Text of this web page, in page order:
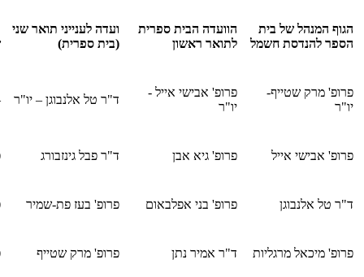
הגוף המנהל של בית
הספר להנדסת חשמל
הוועדה הבית ספרית
לתואר ראשון
ועדה לענייני תואר שני
(בית ספרית)
פרופ' מרק שטייף-
יו"ר
פרופ' אבישי אייל -
יו"ר
ד"ר טל אלנבוגן – יו"ר
פרופ' אבישי אייל פרופ' גיא אבן ד"ר פבל גינזבורג
ד"ר טל אלנבוגן פרופ' בני אפלבאום פרופ' בעז פת-שמיר
פרופ' מיכאל מרגליות ד"ר אמיר נתן פרופ' מרק שטייף